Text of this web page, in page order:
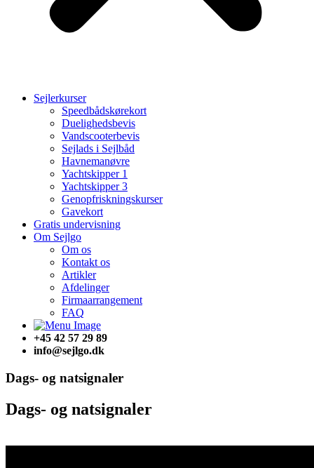
Sejlerkurser
Speedbådskørekort
Duelighedsbevis
Vandscooterbevis
Sejlads i Sejlbåd
Havnemanøvre
Yachtskipper 1
Yachtskipper 3
Genopfriskningskurser
Gavekort
Gratis undervisning
Om Sejlgo
Om os
Kontakt os
Artikler
Afdelinger
Firmaarrangement
FAQ
+45 42 57 29 89
info@sejlgo.dk
Dags- og natsignaler​
Dags- og natsignaler